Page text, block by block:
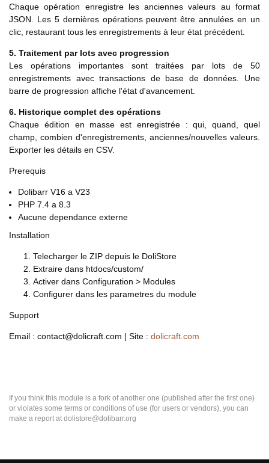
Chaque opération enregistre les anciennes valeurs au format
JSON. Les 5 dernières opérations peuvent être annulées en un
clic, restaurant tous les enregistrements à leur état précédent.
5. Traitement par lots avec progression
Les opérations importantes sont traitées par lots de 50
enregistrements avec transactions de base de données. Une
barre de progression affiche l'état d'avancement.
6. Historique complet des opérations
Chaque édition en masse est enregistrée : qui, quand, quel
champ, combien d'enregistrements, anciennes/nouvelles valeurs.
Exporter les détails en CSV.
Prerequis
Dolibarr V16 a V23
PHP 7.4 a 8.3
Aucune dependance externe
Installation
Telecharger le ZIP depuis le DoliStore
Extraire dans htdocs/custom/
Activer dans Configuration > Modules
Configurer dans les parametres du module
Support
Email : contact@dolicraft.com | Site : dolicraft.com
If you think this module is a fork of another one (published after the first one)
or violates some terms or conditions of use (for users or vendors), you can
make a report at dolistore@dolibarr.org